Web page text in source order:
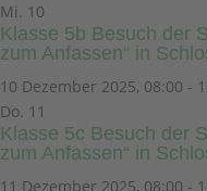
Mi. 10
Klasse 5b Besuch der
zum Anfassen“ in
10 Dezember 2025, 08:00 -
Do. 11
Klasse 5c Besuch der
zum Anfassen“ in
11 Dezember 2025, 08:00 -